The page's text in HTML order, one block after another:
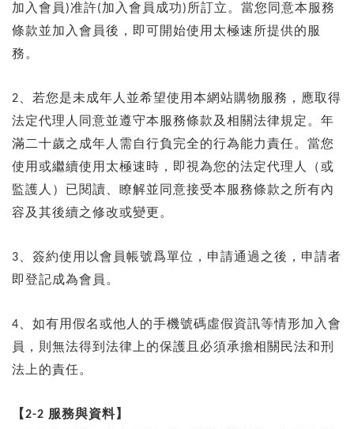
加入會員 )准許(加入會員成功) 所訂立。當您同意本服務
條款並加入會員後，即可開始使用太極速所提供的服
務。
2 、若您是未成年人並希望使用本網站購物服務，應取得
法定代理人同意並遵守本服務條款及相關法律規定。年
滿二十歲之成年人需自行負完全的行為能力責任。當您
使用或繼續使用太極速時，即視為您的法定代理人（或
監護人）已閱讀、瞭解並同意接受本服務條款之所有內
容及其後續之修改或變更。
3 、簽約使用以會員帳號爲單位，申請通過之後，申請者
即登記成為會員。
4 、如有用假名或他人的手機號碼虛假資訊等情形加入會
員，則無法得到法律上的保護且必須承擔相關民法和刑
法上的責任。
【2-2 服務與資料】